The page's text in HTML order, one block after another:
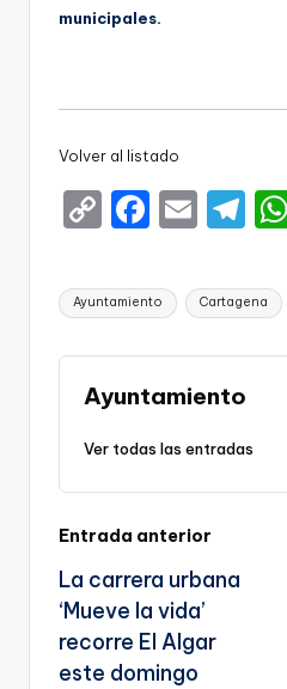
municipales.
Volver al listado
C
p
y
Li
n
k
F
c
e
b
o
o
E
ai
l
T
e
gr
a
Etiquetas:
Ayuntamiento Cartagena
Ayuntamiento
Ver todas las entradas
Navegación
de
entradas
Entrada anterior
La carrera urbana
‘Mueve la vida’
recorre El Algar
este domingo